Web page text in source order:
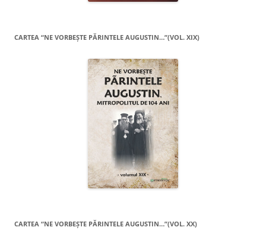
CARTEA “NE VORBEŞTE PĂRINTELE AUGUSTIN…”(VOL. XIX)
CARTEA “NE VORBEŞTE PĂRINTELE AUGUSTIN…”(VOL. XX)